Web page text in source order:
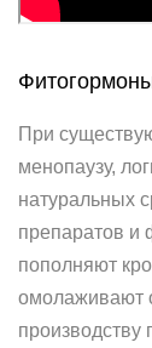
При
менопаузу,
натуральных
препаратов и
пополняют
омолаживают
производству